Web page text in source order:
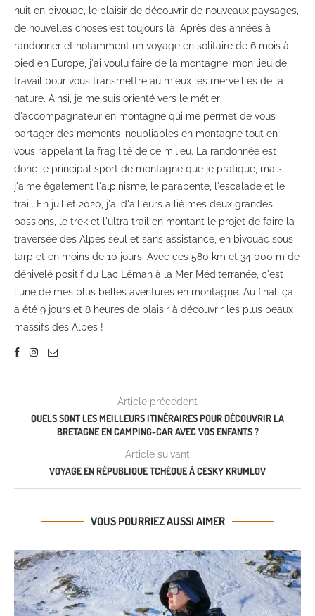
nuit en bivouac, le plaisir de découvrir de nouveaux paysages,
de nouvelles choses est toujours là. Après des années à
randonner et notamment un voyage en solitaire de 6 mois à
pied en Europe, j'ai voulu faire de la montagne, mon lieu de
travail pour vous transmettre au mieux les merveilles de la
nature. Ainsi, je me suis orienté vers le métier
d'accompagnateur en montagne qui me permet de vous
partager des moments inoubliables en montagne tout en
vous rappelant la fragilité de ce milieu. La randonnée est
donc le principal sport de montagne que je pratique, mais
j'aime également l'alpinisme, le parapente, l'escalade et le
trail. En juillet 2020, j'ai d'ailleurs allié mes deux grandes
passions, le trek et l'ultra trail en montant le projet de faire la
traversée des Alpes seul et sans assistance, en bivouac sous
tarp et en moins de 10 jours. Avec ces 580 km et 34 000 m de
dénivelé positif du Lac Léman à la Mer Méditerranée, c'est
l'une de mes plus belles aventures en montagne. Au final, ça
a été 9 jours et 8 heures de plaisir à découvrir les plus beaux
massifs des Alpes !
Article précédent
QUELS SONT LES MEILLEURS ITINÉRAIRES POUR DÉCOUVRIR LA
BRETAGNE EN CAMPING-CAR AVEC VOS ENFANTS ?
Article suivant
VOYAGE EN RÉPUBLIQUE TCHÈQUE À CESKY KRUMLOV
VOUS POURRIEZ AUSSI AIMER